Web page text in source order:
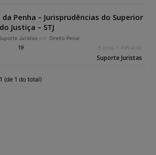
da Penha – Jurisprudências do Superior
Justiça – STJ
Juristas em: Direito Penal
19 8 anos, 1 mês atrás
Suporte Juristas
(de 1 do total)